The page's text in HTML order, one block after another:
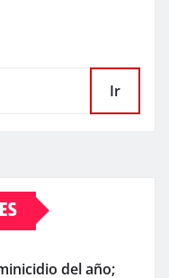
Ir
del año;